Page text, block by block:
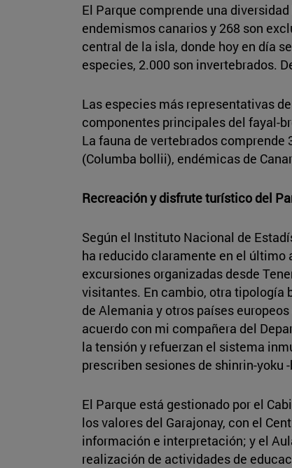
El Parque comprende una
endemismos canarios y 268 son
central de la isla, donde hoy en día
especies, 2.000 son invertebrados.
Las especies más representativas
componentes principales del fayal-
La fauna de vertebrados
(Columba bollii), endémicas de
Recreación y disfrute turístico del
Según el Instituto Nacional de
ha reducido claramente en el último
excursiones organizadas desde
visitantes. En cambio, otra tipología
de Alemania y otros países
acuerdo con mi compañera del
la tensión y refuerzan el sistema
prescriben sesiones de shinrin-yoku
El Parque está gestionado por el
los valores del Garajonay, con el
información e interpretación; y el
realización de actividades de